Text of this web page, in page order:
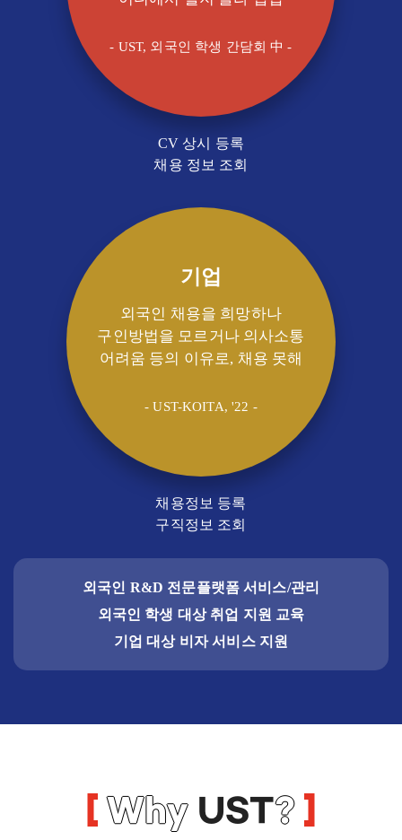
- UST, 외국인 학생 간담회 中 -
CV 상시 등록
채용 정보 조회
기업
외국인 채용을 희망하나
구인방법을 모르거나 의사소통
어려움 등의 이유로, 채용 못해
- UST-KOITA, '22 -
채용정보 등록
구직정보 조회
외국인 R&D 전문플랫폼 서비스/관리
외국인 학생 대상 취업 지원 교육
기업 대상 비자 서비스 지원
Why UST?